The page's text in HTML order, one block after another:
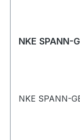
NKE SPANN-
NKE SPANN-